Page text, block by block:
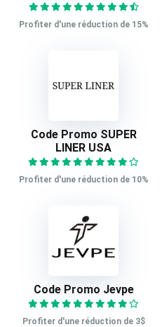
Profiter d'une réduction de 15%
Code Promo SUPER
LINER USA
Profiter d'une réduction de 10%
Code Promo Jevpe
Profiter d'une réduction de 3$